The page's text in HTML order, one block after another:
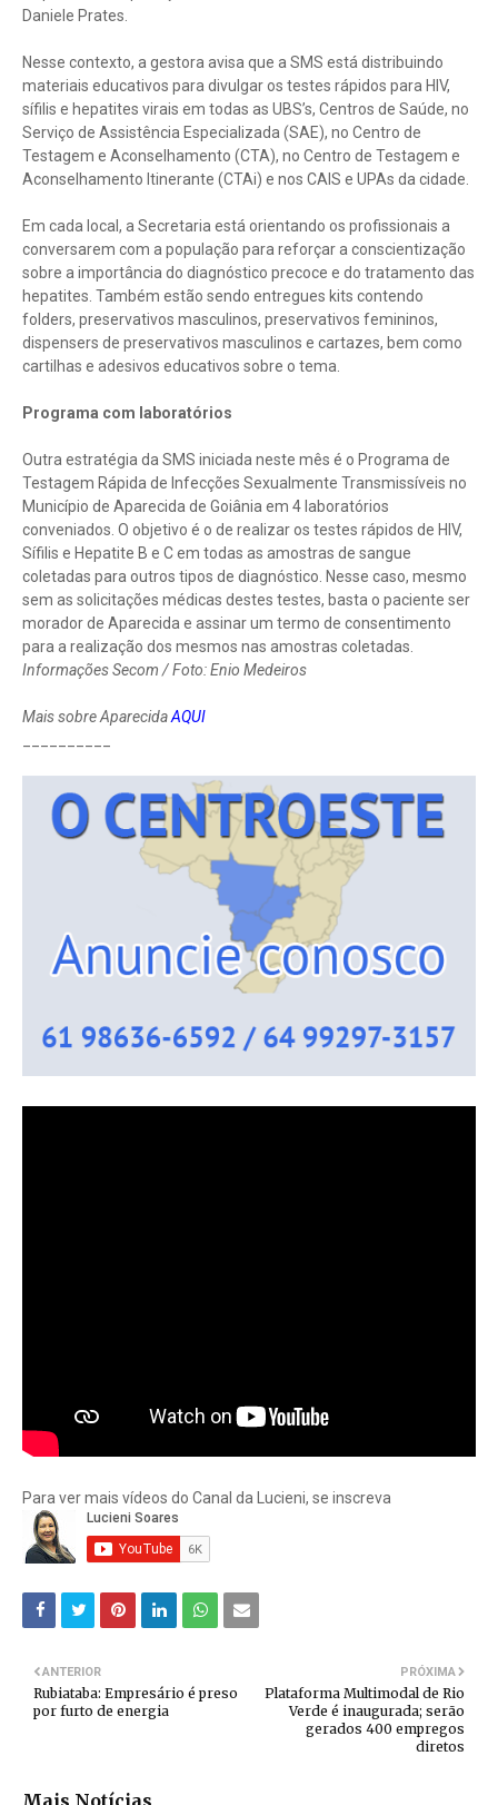
Daniele Prates.
Nesse contexto, a gestora avisa que a SMS está distribuindo
materiais educativos para divulgar os testes rápidos para HIV,
sífilis e hepatites virais em todas as UBS’s, Centros de Saúde, no
Serviço de Assistência Especializada (SAE), no Centro de
Testagem e Aconselhamento (CTA), no Centro de Testagem e
Aconselhamento Itinerante (CTAi) e nos CAIS e UPAs da cidade.
Em cada local, a Secretaria está orientando os profissionais a
conversarem com a população para reforçar a conscientização
sobre a importância do diagnóstico precoce e do tratamento das
hepatites. Também estão sendo entregues kits contendo
folders, preservativos masculinos, preservativos femininos,
dispensers de preservativos masculinos e cartazes, bem como
cartilhas e adesivos educativos sobre o tema.
Programa com laboratórios
Outra estratégia da SMS iniciada neste mês é o Programa de
Testagem Rápida de Infecções Sexualmente Transmissíveis no
Município de Aparecida de Goiânia em 4 laboratórios
conveniados. O objetivo é o de realizar os testes rápidos de HIV,
Sífilis e Hepatite B e C em todas as amostras de sangue
coletadas para outros tipos de diagnóstico. Nesse caso, mesmo
sem as solicitações médicas destes testes, basta o paciente ser
morador de Aparecida e assinar um termo de consentimento
para a realização dos mesmos nas amostras coletadas.
Informações Secom / Foto: Enio Medeiros
Mais sobre AparecidaAQUI
Para ver mais vídeos do Canal da Lucieni, se inscreva
PRÓXIMA
Plataforma Multimodal de Rio
Verde é inaugurada; serão
gerados 400 empregos
diretos
ANTERIOR
Rubiataba: Empresário é preso
por furto de energia
Mais Notícias